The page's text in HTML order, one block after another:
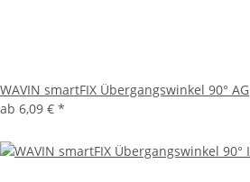
WAVIN smartFIX Übergangswinkel 90° AG
ab 6,09 € *